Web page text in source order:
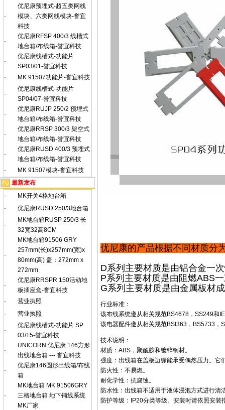
·
优尼康预埋式-超五类网线
模块、六类网线模块-誉宜
科技
·
优尼康RFSP 400/3 线槽式
地台箱/布线箱-誉宜科技
·
优尼康线槽式-功能片
SP03/01-誉宜科技
·
MK 91507功能片-誉宜科技
·
优尼康线槽式-功能片
SP04/07-誉宜科技
·
优尼康RUJP 250/2 预埋式
地台箱/布线箱-誉宜科技
·
优尼康RRSP 300/3 架空式
地台箱/布线箱-誉宜科技
·
优尼康RUSD 400/3 预埋式
地台箱/布线箱-誉宜科技
·
MK 91507模块-誉宜科技
最新发布
·
MK开关4格地台箱
·
优尼康RUSD 250/3地台箱
·
MK地台箱RUSP 250/3 长
32宽32高8CM
·
MK地台箱91506 GRY
257mm(长)x257mm(宽)x
80mm(高) 盖：272mm x
272mm
·
优尼康RRSPR 150活动地
板插座盒-誉宜科技
·
营业执照
·
营业执照
·
优尼康线槽式-功能片 SP
03/15-誉宜科技
·
UNICORN 优尼康 146方形
出线地台箱 --- 誉宜科技
·
优尼康146圆形出线箱/布线
箱
·
MK地台箱 MK 91506GRY
三格地台箱 地下铺线系统
MK厂家
优尼康的产品根据不同材质分
D系列主要材质是由铝合金一
P系列主要材质是由阻燃ABS
G系列主要材质是由金属板材
行业标准：
该布线系统遵从相关规范BS4678，SS249和
该电器配件遵从相关规范BSI363，BS5733，
技术说明：
材质：ABS，聚酰胺和镀锌钢材。
强度：出线箱在盖板边缘能承受偶然压力。它
防火性：不易燃。
耐化学性：抗腐蚀。
防水性：出线箱不适用于液体浸泡方式进行清
防护等级：IP20分类等级。安装时请依照安装